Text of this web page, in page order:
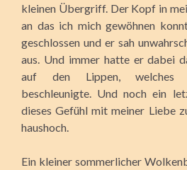
kleinen Übergriff. Der Kopf in
an das ich mich gewöhnen
geschlossen und er sah
aus. Und immer hatte er dabei
auf den Lippen, welches
beschleunigte. Und noch ein
dieses Gefühl mit meiner Liebe
haushoch.
Ein kleiner sommerlicher